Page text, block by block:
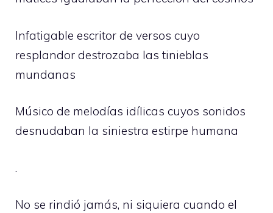
Infatigable escritor de versos cuyo
resplandor destrozaba las tinieblas
mundanas
Músico de melodías idílicas cuyos sonidos
desnudaban la siniestra estirpe humana
.
No se rindió jamás, ni siquiera cuando el